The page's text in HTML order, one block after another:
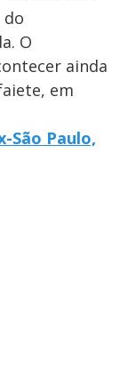
O
ainda
em
São Paulo,